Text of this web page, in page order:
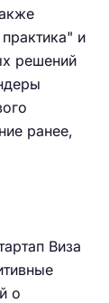
и
решений
ранее,
Виза
о